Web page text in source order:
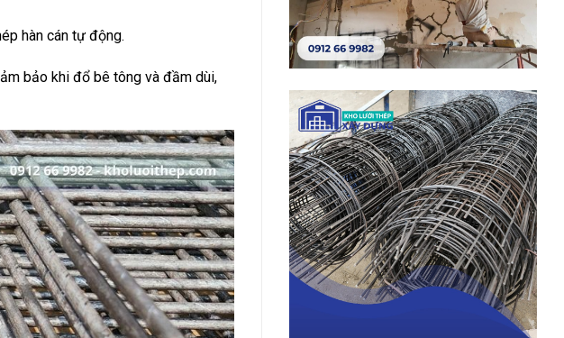
hàn cán tự động.
bảo khi đổ bê tông và đầm dùi,